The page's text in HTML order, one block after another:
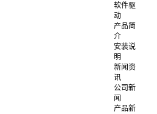
软件驱
动
产品简
介
安装说
明
新闻资
讯
公司新
闻
产品新